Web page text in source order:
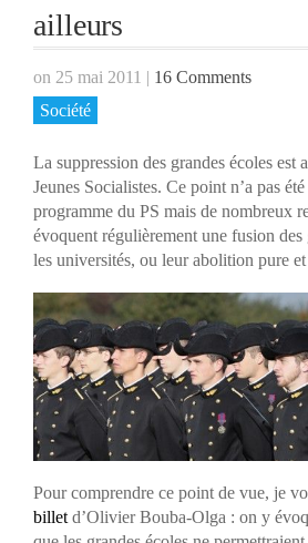
ailleurs
on 25 mai 2011 | 16 Comments
Société
La suppression des grandes écoles est
Jeunes Socialistes. Ce point n’a pas
programme du PS mais de nombreux
évoquent régulièrement une fusion des
les universités, ou leur abolition pure
Pour comprendre ce point de vue, je
billet d’Olivier Bouba-Olga : on y